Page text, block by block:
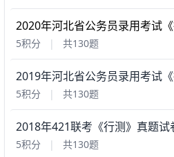
2020年河北省公务员录用考试
5积分 | 共130题
2019年河北省公务员录用考试
5积分 | 共130题
2018年421联考《行测》真题试
5积分 | 共130题